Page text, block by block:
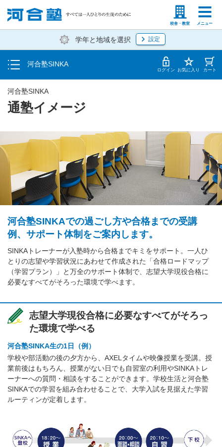
校舎・教室 メニュー
塾生の方 高等学校の先生
学年と地域を選択 設定
河合塾SINKA
学費 お申し込み方法
受講開始までの流れ
校舎案内 ログイン お気に入り カート
通塾イメージ
河合塾SINKA
河合塾SINKAでの過ごし方や合格までの受講
例、サポート体制をご案内します。
SINKAトレーナーが入塾時から合格までキミをサポート。一人ひ
とりの志望や学習状況にあわせて作成された「合格ロードマップ
（学習プラン）」と万全のサポート体制で、志望大学現役合格に
必要なすべてがそろった環境で学べます。
志望大学現役合格に必要なすべてがそろっ
た環境で学べる
河合塾SINKA生の1日（例）
学校や部活動の後の夕方から、AXELタイムや映像授業を受講。授
業前後はもちろん、授業がない日でも自習室の利用やSINKAトレ
ーナーへの質問・相談をすることができます。学校生活と河合塾
SINKAでの学習を組み合わせることで、大学入試を見据えた学習
ルーティンが定着します。